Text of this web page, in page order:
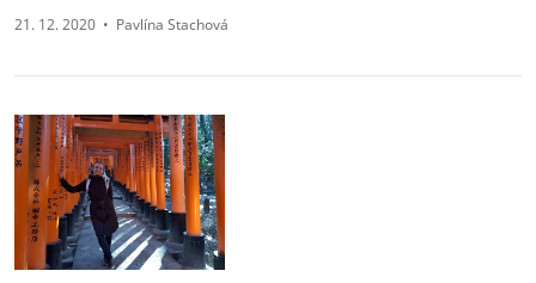
21. 12. 2020 • Pavlína Stachová